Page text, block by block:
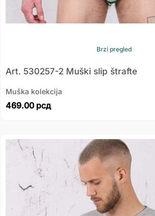
Brzi pregled
Art. 530257-2 Muški slip štrafte
Muška kolekcija
469.00 рсд